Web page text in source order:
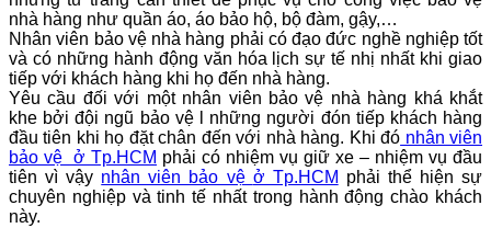
nhà hàng như quần áo, áo bảo hộ, bộ đàm, gậy,…
Nhân viên bảo vệ nhà hàng phải có đạo đức nghề nghiệp tốt
và có những hành động văn hóa lịch sự tế nhị nhất khi giao
tiếp với khách hàng khi họ đến nhà hàng.
Yêu cầu đối với một nhân viên bảo vệ nhà hàng khá khắt
khe bởi đội ngũ bảo vệ l những người đón tiếp khách hàng
đầu tiên khi họ đặt chân đến với nhà hàng. Khi đó nhân viên
bảo vệ ở Tp.HCM phải có nhiệm vụ giữ xe – nhiệm vụ đầu
tiên vì vậy nhân viên bảo vệ ở Tp.HCM phải thể hiện sự
chuyên nghiệp và tinh tế nhất trong hành động chào khách
này.